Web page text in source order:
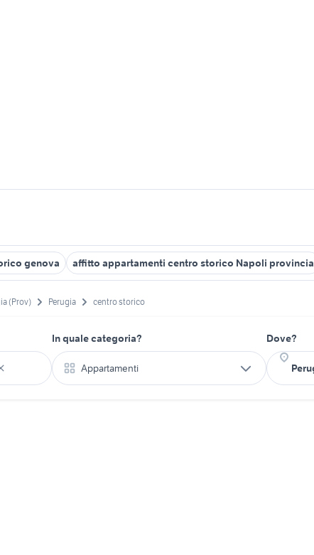
genova affitto appartamenti centro storico Napoli provincia
(Prov) Perugia centro storico
In quale categoria?
Appartamenti
Dove?